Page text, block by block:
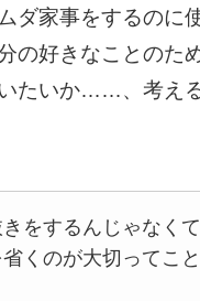
ダ家事をするのに
の好きなことのた
たいか……、考え
をするんじゃなく
省くのが大切ってこ